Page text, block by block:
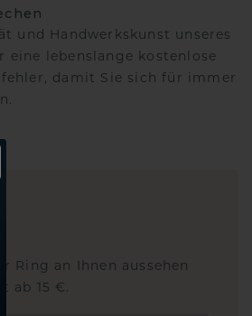
und Handwerkskunst unseres
eine lebenslange kostenlose
damit Sie sich für immer
Ring an Ihnen aussehen
ab 15 €.